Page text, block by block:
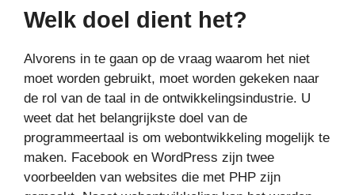
Welk doel dient het?
Alvorens in te gaan op de vraag waarom het niet
moet worden gebruikt, moet worden gekeken naar
de rol van de taal in de ontwikkelingsindustrie. U
weet dat het belangrijkste doel van de
programmeertaal is om webontwikkeling mogelijk te
maken. Facebook en WordPress zijn twee
voorbeelden van websites die met PHP zijn